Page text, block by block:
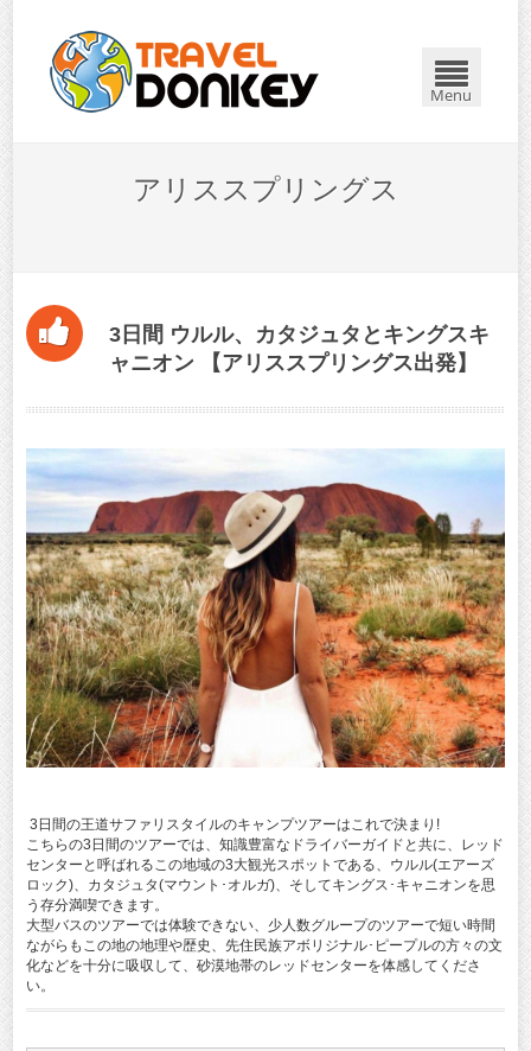
Menu
アリススプリングス
3日間 ウルル、カタジュタとキングスキ
ャニオン 【アリススプリングス出発】
3日間の王道サファリスタイルのキャンプツアーはこれで決まり!
こちらの3日間のツアーでは、知識豊富なドライバーガイドと共に、レッド
センターと呼ばれるこの地域の3大観光スポットである、ウルル(エアーズ
ロック)、カタジュタ(マウント･オルガ)、そしてキングス･キャニオンを思
う存分満喫できます。
大型バスのツアーでは体験できない、少人数グループのツアーで短い時間
ながらもこの地の地理や歴史、先住民族アボリジナル･ピープルの方々の文
化などを十分に吸収して、砂漠地帯のレッドセンターを体感してくださ
い。